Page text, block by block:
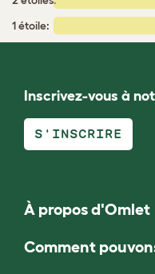
1 étoile:
Inscrivez-vous à
S'INSCRIRE
À propos d'Omlet
Comment